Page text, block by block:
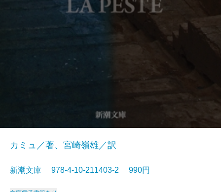
カミュ／著、宮崎嶺雄／訳
新潮文庫 978-4-10-211403-2 990円